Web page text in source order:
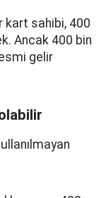
kart sahibi, 400
Ancak 400 bin
gelir